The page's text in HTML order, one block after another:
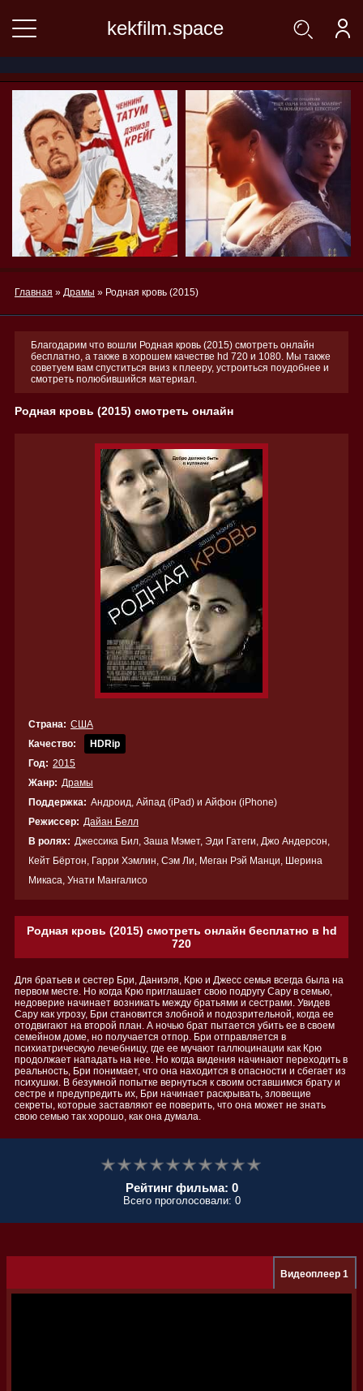
kekfilm.space
Главная » Драмы » Родная кровь (2015)
Благодарим что вошли Родная кровь (2015) смотреть онлайн
бесплатно, а также в хорошем качестве hd 720 и 1080. Мы также
советуем вам спуститься вниз к плееру, устроиться поудобнее и
смотреть полюбившийся материал.
Родная кровь (2015) смотреть онлайн
Страна: США
Качество:
HDRip
Год: 2015
Жанр: Драмы
Поддержка: Андроид, Айпад (iPad) и Айфон (iPhone)
Режиссер: Дайан Белл
В ролях: Джессика Бил, Заша Мэмет, Эди Гатеги, Джо Андерсон,
Кейт Бёртон, Гарри Хэмлин, Сэм Ли, Меган Рэй Манци, Шерина
Микаса, Унати Мангалисо
Родная кровь (2015) смотреть онлайн бесплатно в hd
720
Для братьев и сестер Бри, Даниэля, Крю и Джесс семья всегда была на
первом месте. Но когда Крю приглашает свою подругу Сару в семью,
недоверие начинает возникать между братьями и сестрами. Увидев
Сару как угрозу, Бри становится злобной и подозрительной, когда ее
отодвигают на второй план. А ночью брат пытается убить ее в своем
семейном доме, но получается отпор. Бри отправляется в
психиатрическую лечебницу, где ее мучают галлюцинации как Крю
продолжает нападать на нее. Но когда видения начинают переходить в
реальность, Бри понимает, что она находится в опасности и сбегает из
психушки. В безумной попытке вернуться к своим оставшимся брату и
сестре и предупредить их, Бри начинает раскрывать, зловещие
секреты, которые заставляют ее поверить, что она может не знать
свою семью так хорошо, как она думала.
Рейтинг фильма: 0
Всего проголосовали: 0
Видеоплеер 1